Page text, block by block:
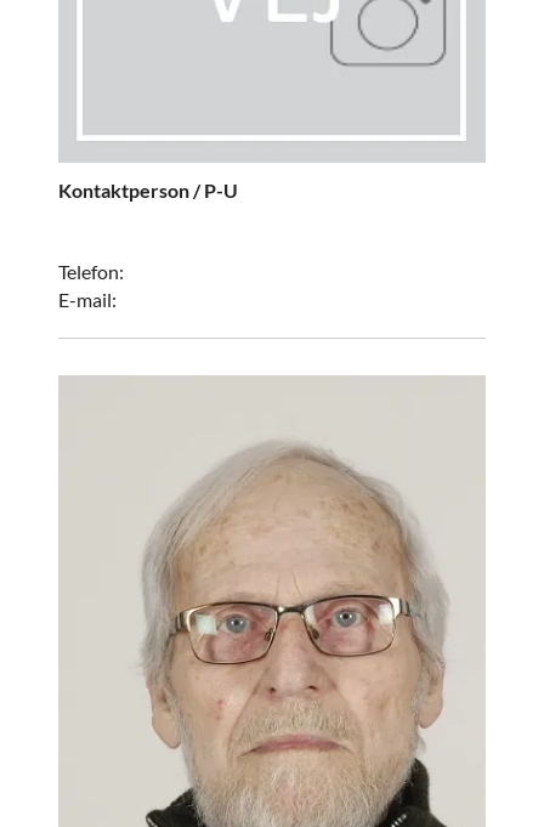
Kontaktperson / P-U
Telefon:
E-mail: